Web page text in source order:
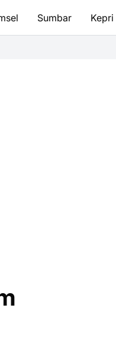
Sumbar Kepri